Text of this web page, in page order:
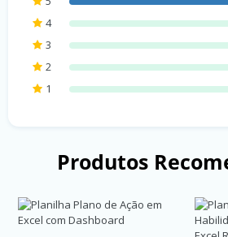
4
3
2
1
Produtos